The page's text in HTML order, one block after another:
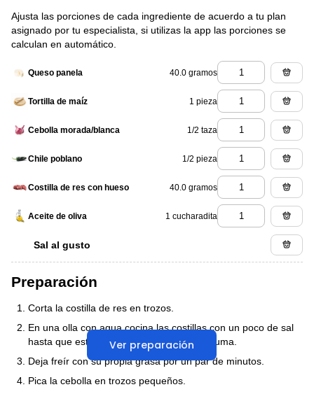
Ajusta las porciones de cada ingrediente de acuerdo a tu plan
asignado por tu especialista, si utilizas la app las porciones se
calculan en automático.
Queso panela 40.0 gramos
Tortilla de maíz 1 pieza
Cebolla morada/blanca 1/2 taza
Chile poblano 1/2 pieza
Costilla de res con hueso 40.0 gramos
Aceite de oliva 1 cucharadita
Sal al gusto
Ver preparación
Preparación
Corta la costilla de res en trozos.
En una olla con agua cocina las costillas con un poco de sal
hasta que estén suaves y el agua se consuma.
Deja freír con su propia grasa por un par de minutos.
Pica la cebolla en trozos pequeños.